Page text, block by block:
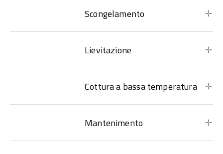
Scongelamento
Lievitazione
Cottura a bassa temperatura
Mantenimento